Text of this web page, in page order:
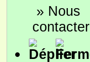
» Nous
contacter